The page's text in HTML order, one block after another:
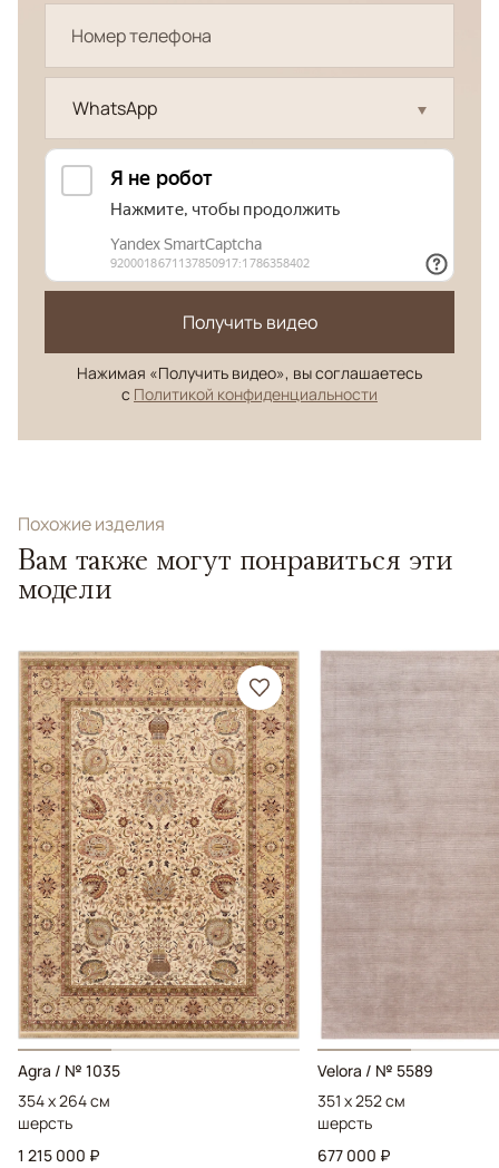
WhatsApp
Получить видео
Нажимая «Получить видео», вы соглашаетесь
с Политикой конфиденциальности
Похожие изделия
Вам также могут понравиться эти
модели
Agra / № 1035
354 x 264 см
шерсть
1 215 000 ₽
Velora / № 5589
351 x 252 см
шерсть
677 000 ₽